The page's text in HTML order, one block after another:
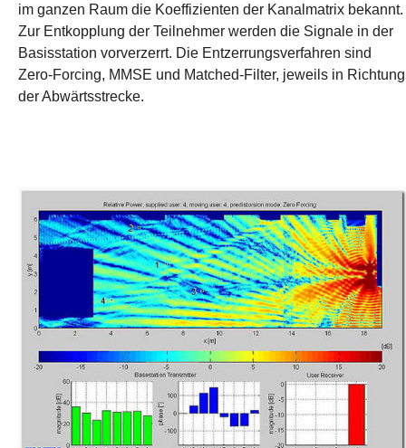
im ganzen Raum die Koeffizienten der Kanalmatrix bekannt.
Zur Entkopplung der Teilnehmer werden die Signale in der
Basisstation vorverzerrt. Die Entzerrungsverfahren sind
Zero-Forcing, MMSE und Matched-Filter, jeweils in Richtung
der Abwärtsstrecke.